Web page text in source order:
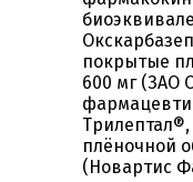
покрытые
600 мг (ЗАО
плёночной
(Новартис